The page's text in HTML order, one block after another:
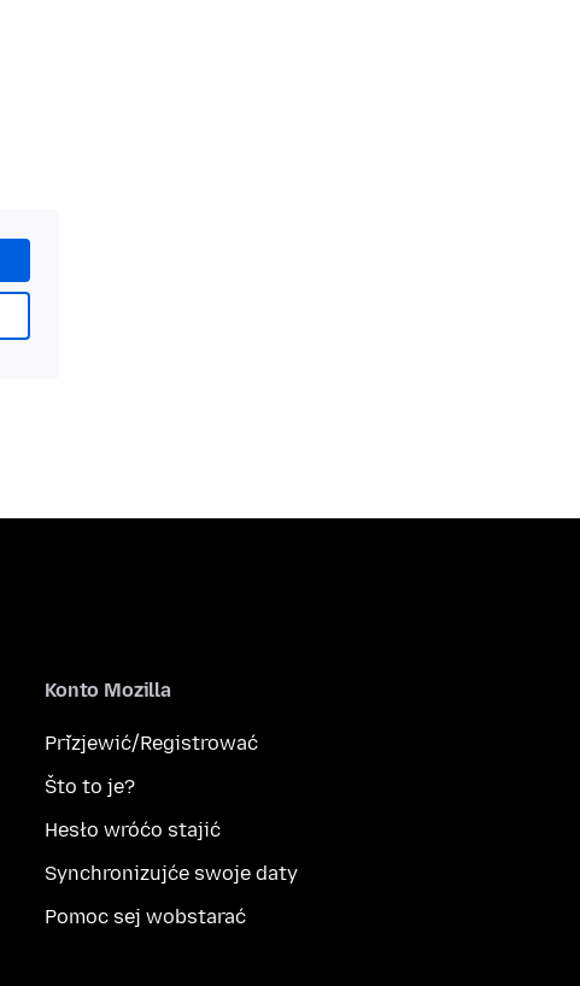
Konto Mozilla
Přizjewić/Registrować
Što to je?
Hesło wróćo stajić
Synchronizujće swoje daty
Pomoc sej wobstarać